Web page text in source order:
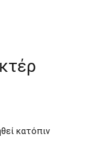
κατόπιν